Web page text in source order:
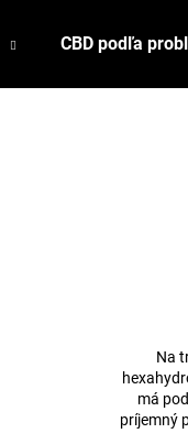
CBD podľa
Na
má
príjemný